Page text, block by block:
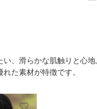
、滑らかな肌触りと心
た素材が特徴です。